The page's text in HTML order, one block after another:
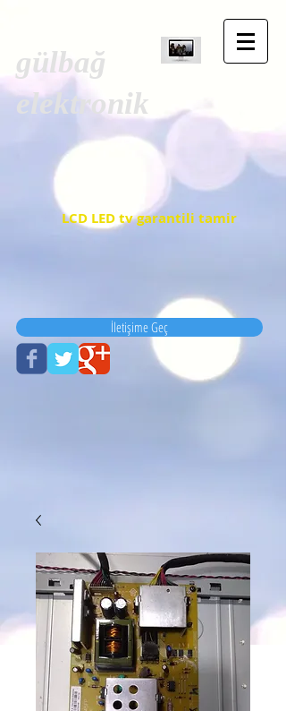
gülbağ
elektronik
LCD LED tv garantili tamir
İletişime Geç